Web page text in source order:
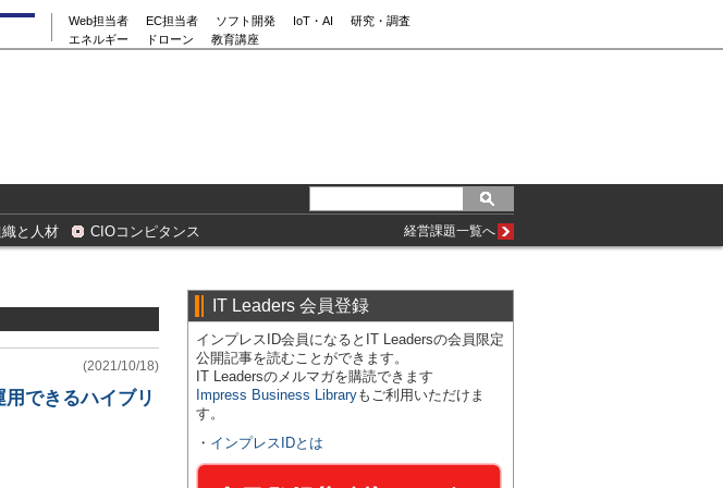
Web担当者 EC担当者 ソフト開発 IoT・AI
研究・調査
エネルギー
ドローン 教育講座
と人材 CIOコンピタンス 経営課題一覧へ
(2021/10/18)
できるハイブリ
IT Leaders 会員登録
インプレスID会員になるとIT Leadersの会員限定
公開記事を読むことができます。
IT Leadersのメルマガを購読できます
Impress Business Libraryもご利用いただけま
す。
・ インプレスIDとは